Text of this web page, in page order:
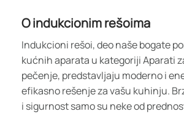
O indukcionim rešoima
Indukcioni rešoi, deo naše bogate
kućnih aparata u kategoriji Aparati
pečenje, predstavljaju moderno i
efikasno rešenje za vašu kuhinju.
i sigurnost samo su neke od